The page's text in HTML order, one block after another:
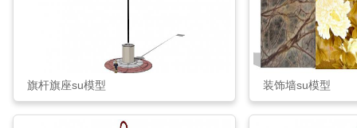
旗杆旗座su模型 装饰墙su模型